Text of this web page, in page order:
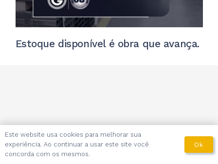
Estoque disponível é obra que avança.
Este website usa cookies para melhorar sua
experiência. Ao continuar a usar este site você
concorda com os mesmos.
Ok